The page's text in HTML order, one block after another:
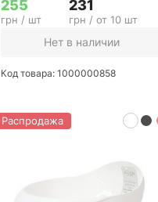
255
грн / шт
231
грн / от 10 шт
Нет в наличии
Код товара: 1000000858
Распродажа